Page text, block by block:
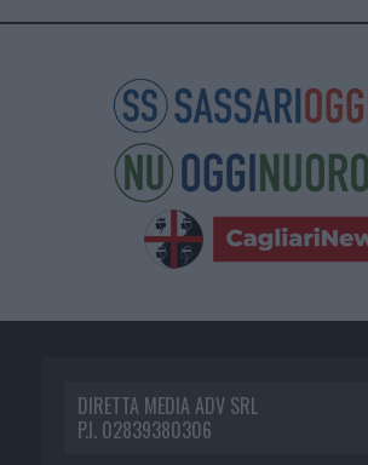
DIRETTA MEDIA ADV SRL
P.I. 02839380306